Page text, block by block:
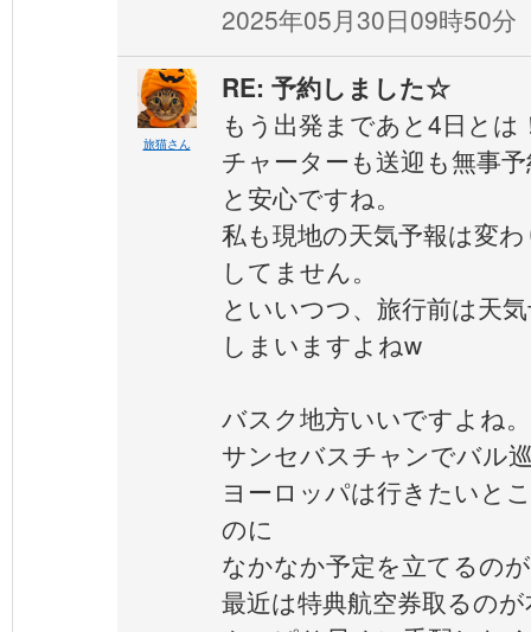
2025年05月30日09時50分
旅猫さん
RE: 予約しました☆
もう出発まであと4日とは
チャーターも送迎も無事
と安心ですね。
私も現地の天気予報は変
してません。
といいつつ、旅行前は天
しまいますよねw
バスク地方いいですよね。
サンセバスチャンでバル
ヨーロッパは行きたいと
のに
なかなか予定を立てるの
最近は特典航空券取るの